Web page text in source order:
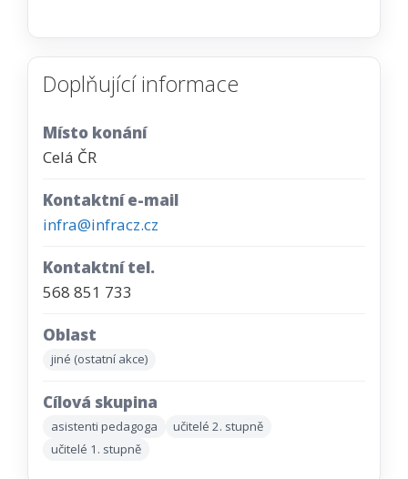
Doplňující informace
Místo konání
Celá ČR
Kontaktní e-mail
infra@infracz.cz
Kontaktní tel.
568 851 733
Oblast
jiné (ostatní akce)
Cílová skupina
asistenti pedagoga
učitelé 2. stupně
učitelé 1. stupně